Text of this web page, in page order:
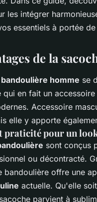
les intégrer
essentiels à portée
de la
homme se
qui en fait un
Accessoire
elle y apporte
praticité pour un
sont conçus
ou décontracté.
bandoulière offre une
actuelle. Qu'elle
parvient à